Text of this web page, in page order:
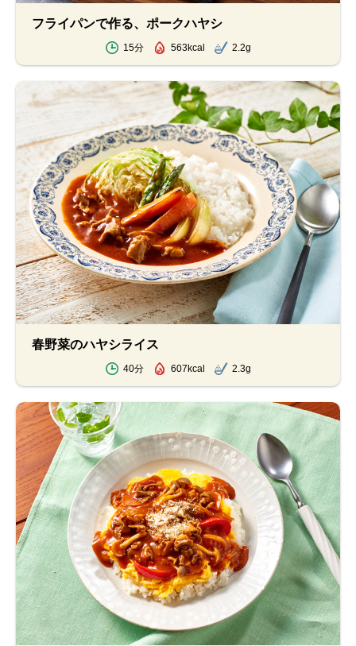
フライパンで作る、ポークハヤシ
15分 563kcal 2.2g
春野菜のハヤシライス
40分 607kcal 2.3g